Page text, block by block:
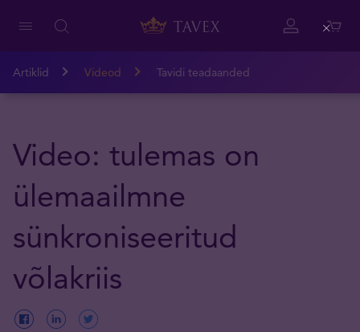
Artiklid Videod Tavidi teadaanded
Video: tulemas on
ülemaailmne
sünkroniseeritud
võlakriis
Close